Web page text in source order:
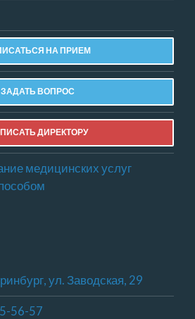
НА ПРИЕМ
ЗАДАТЬ ВОПРОС
ДИРЕКТОРУ
медицинских услуг
ул. Заводская, 29
56-57